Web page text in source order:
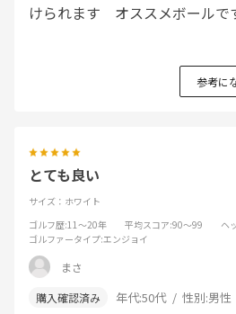
けられます オススメボールで
参考に
とても良い
サイズ：ホワイト
ゴルフ歴:11～20年 平均スコア:90～99 ヘ
ゴルファータイプ:エンジョイ
まさ
年代:50代 性別:男性